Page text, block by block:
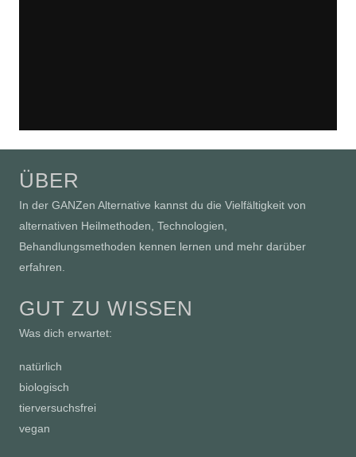
ÜBER
In der GANZen Alternative kannst du die Vielfältigkeit von
alternativen Heilmethoden, Technologien,
Behandlungsmethoden kennen lernen und mehr darüber
erfahren.
GUT ZU WISSEN
Was dich erwartet:
natürlich
biologisch
tierversuchsfrei
vegan